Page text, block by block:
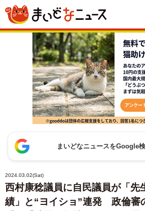
まいどなニュースをGoogle
2024.03.02(Sat)
西村康稔議員に自民議員が「先
績」と“ヨイショ”連発 政倫審